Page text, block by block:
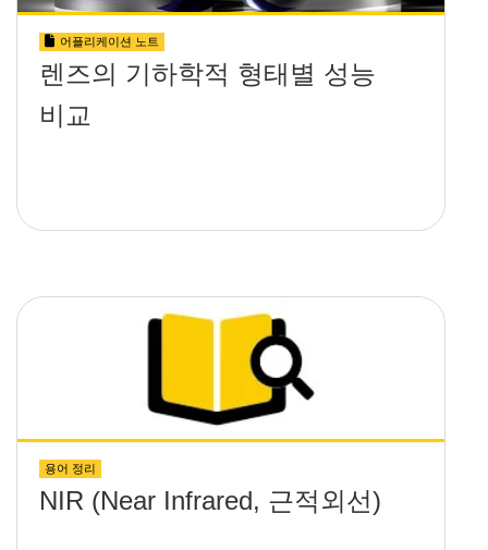
어플리케이션 노트
렌즈의 기하학적 형태별 성능
비교
용어 정리
NIR (Near Infrared, 근적외선)